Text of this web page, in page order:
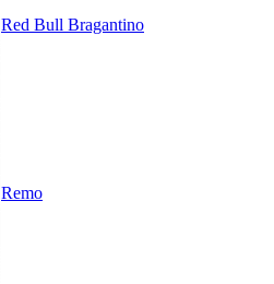
Red Bull Bragantino
Remo